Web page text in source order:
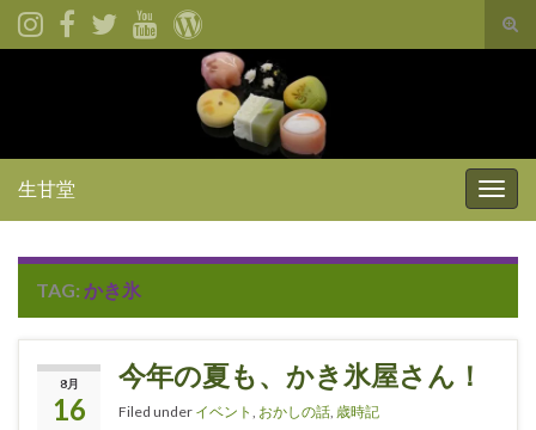
生甘堂
TAG: かき氷
8月
16
今年の夏も、かき氷屋さん！
Filed under イベント , おかしの話, 歳時記